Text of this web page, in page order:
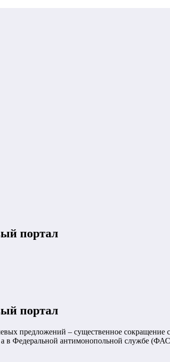
портал
портал
предложений – существенное сокращение
в Федеральной антимонопольной службе